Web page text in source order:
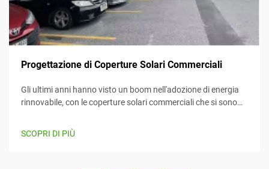
Progettazione di Coperture Solari Commerciali
Gli ultimi anni hanno visto un boom nell'adozione di energia
rinnovabile, con le coperture solari commerciali che si sono
l'energia solare mentre forniscono contemporaneamente
SCOPRI DI PIÙ